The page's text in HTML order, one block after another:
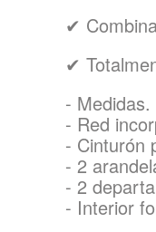
✔
✔
-
- Red
- Cinturón
- 2
- 2
- Interior